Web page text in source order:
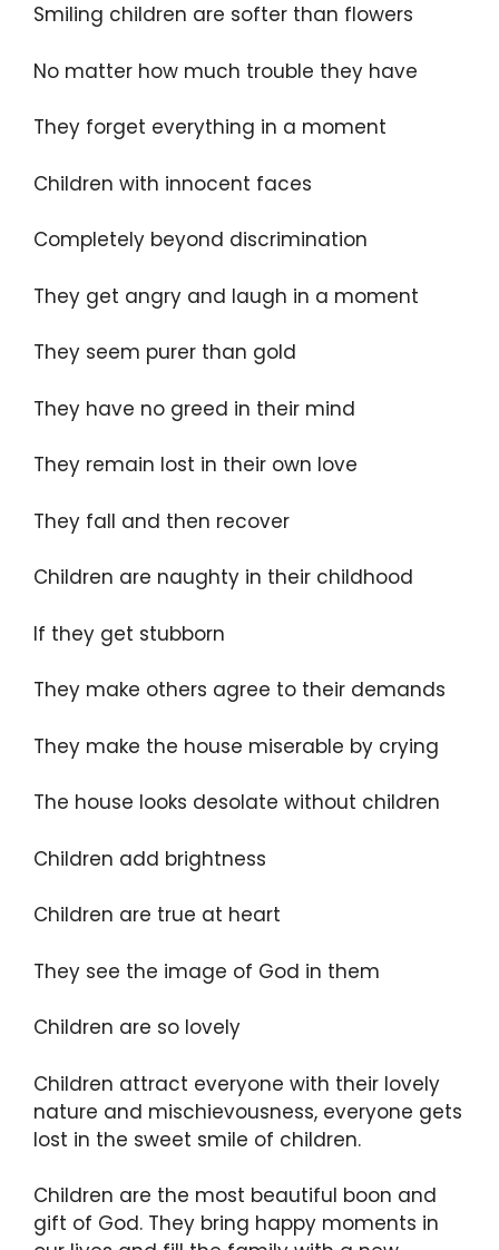
Smiling children are softer than flowers
No matter how much trouble they have
They forget everything in a moment
Children with innocent faces
Completely beyond discrimination
They get angry and laugh in a moment
They seem purer than gold
They have no greed in their mind
They remain lost in their own love
They fall and then recover
Children are naughty in their childhood
If they get stubborn
They make others agree to their demands
They make the house miserable by crying
The house looks desolate without children
Children add brightness
Children are true at heart
They see the image of God in them
Children are so lovely
Children attract everyone with their lovely
nature and mischievousness, everyone gets
lost in the sweet smile of children.
Children are the most beautiful boon and
gift of God. They bring happy moments in